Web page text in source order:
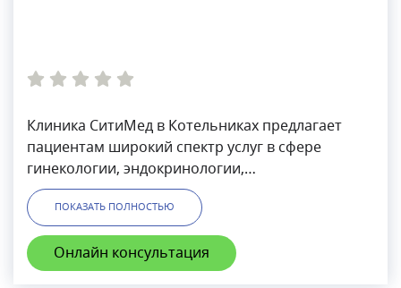
Клиника СитиМед в Котельниках предлагает
пациентам широкий спектр услуг в сфере
гинекологии, эндокринологии,
оториноларингологии и др. В медицинском
центре можно пройти медицинские комиссии,
оформить санитарные книжки, а также справки
для работы, ГИБДД, учебы, бассейна, на
ношение оружия и мн. др. Прием ведут
ПОКАЗАТЬ ПОЛНОСТЬЮ
Онлайн консультация